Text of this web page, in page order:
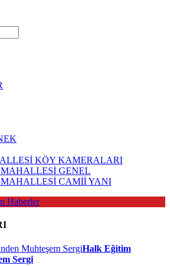
KÖY KAMERALARI
GENEL
CAMİİ YANI
Halk Eğitim
Sergi